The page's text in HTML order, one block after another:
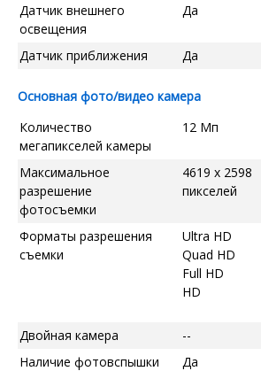
Датчик внешнего
освещения
Да
Датчик приближения Да
Основная фото/видео камера
Количество
мегапикселей камеры
12 Мп
Максимальное
разрешение
фотосъемки
4619 x 2598
пикселей
Форматы разрешения
съемки
Ultra HD
Quad HD
Full HD
HD
Двойная камера
--
Наличие фотовспышки
Да